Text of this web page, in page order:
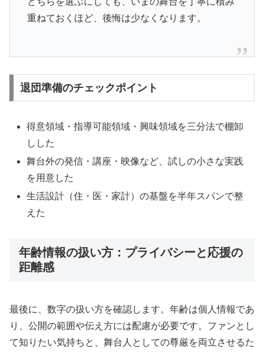
重ねておくほど、後悔は少なくなります。
退団準備のチェックポイント
得意領域・指導可能領域・興味領域を三分法で棚卸
しした
舞台外の発信・講座・映像など、試しの小さな実践
を用意した
生活設計（住・医・家計）の基盤を半年スパンで整
えた
年齢情報の扱い方：プライバシーと応援の
距離感
最後に、数字の扱い方を確認します。年齢は個人情報であ
り、公開の範囲や伝え方には配慮が必要です。ファンとし
て知りたい気持ちと、舞台人としての尊厳を両立させるた